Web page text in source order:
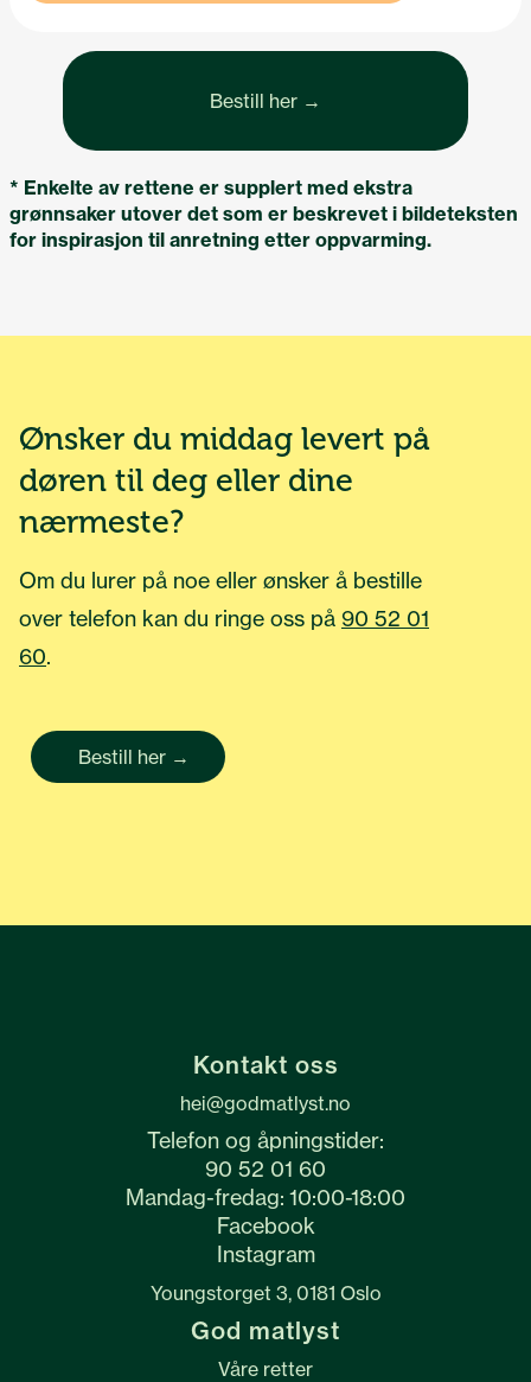
Bestill her →
* Enkelte av rettene er supplert med ekstra
grønnsaker utover det som er beskrevet i bildeteksten
for inspirasjon til anretning etter oppvarming.
Ønsker du middag levert på
døren til deg eller dine
nærmeste?
Om du lurer på noe eller ønsker å bestille
over telefon kan du ringe oss på 90 52 01
60.
Bestill her →
Kontakt oss
hei@godmatlyst.no
Telefon og åpningstider:
90 52 01 60
Mandag-fredag: 10:00-18:00
Facebook
Instagram
Youngstorget 3, 0181 Oslo
God matlyst
Våre retter